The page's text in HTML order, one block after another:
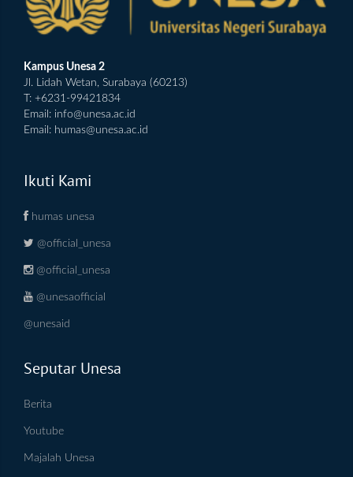
Kampus Unesa 2
Jl. Lidah Wetan, Surabaya (60213)
T: +6231-99421834
Email: info@unesa.ac.id
Email: humas@unesa.ac.id
Ikuti Kami
humas unesa
@official_unesa
@official_unesa
@unesaofficial
@unesaid
Seputar Unesa
Berita
Youtube
Majalah Unesa